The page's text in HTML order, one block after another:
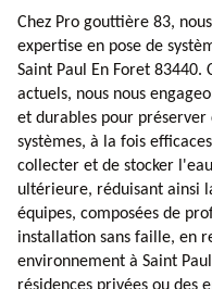
Chez Pro gouttière 83,
expertise en pose de
Saint Paul En Foret 83440.
actuels, nous nous
et durables pour préserver
systèmes, à la fois
collecter et de stocker
ultérieure, réduisant ainsi
équipes, composées de
installation sans faille, en
environnement à Saint
résidences privées ou des